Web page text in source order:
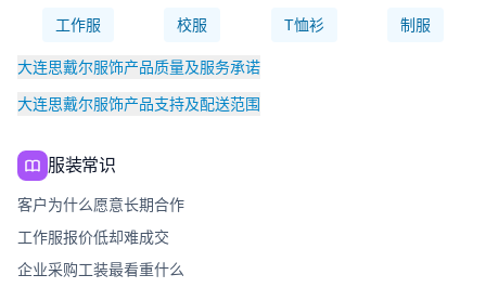
工作服 校服 T恤衫 制服
大连思戴尔服饰产品质量及服务承诺
大连思戴尔服饰产品支持及配送范围
服装常识
客户为什么愿意长期合作
工作服报价低却难成交
企业采购工装最看重什么